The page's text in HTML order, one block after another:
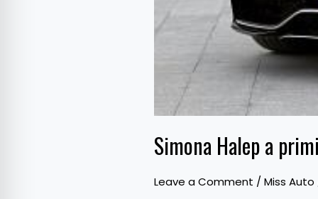
Simona Halep a
Leave a Comment / Miss Auto